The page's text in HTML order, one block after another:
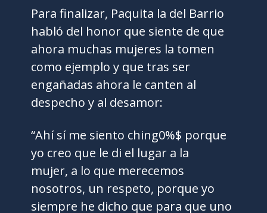
Para finalizar, Paquita la del Barrio
habló del honor que siente de que
ahora muchas mujeres la tomen
como ejemplo y que tras ser
engañadas ahora le canten al
despecho y al desamor:
“Ahí sí me siento ching0%$ porque
yo creo que le di el lugar a la
mujer, a lo que merecemos
nosotros, un respeto, porque yo
siempre he dicho que para que uno